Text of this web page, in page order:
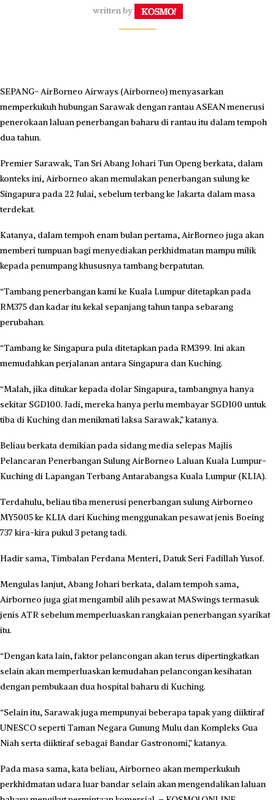
written by
SEPANG- AirBorneo Airways (Airborneo) menyasarkan
memperkukuh hubungan Sarawak dengan rantau ASEAN menerusi
penerokaan laluan penerbangan baharu di rantau itu dalam tempoh
dua tahun.
Premier Sarawak, Tan Sri Abang Johari Tun Openg berkata, dalam
konteks ini, Airborneo akan memulakan penerbangan sulung ke
Singapura pada 22 Julai, sebelum terbang ke Jakarta dalam masa
terdekat.
Katanya, dalam tempoh enam bulan pertama, AirBorneo juga akan
memberi tumpuan bagi menyediakan perkhidmatan mampu milik
kepada penumpang khususnya tambang berpatutan.
“Tambang penerbangan kami ke Kuala Lumpur ditetapkan pada
RM375 dan kadar itu kekal sepanjang tahun tanpa sebarang
perubahan.
“Tambang ke Singapura pula ditetapkan pada RM399. Ini akan
memudahkan perjalanan antara Singapura dan Kuching.
“Malah, jika ditukar kepada dolar Singapura, tambangnya hanya
sekitar SGD100. Jadi, mereka hanya perlu membayar SGD100 untuk
tiba di Kuching dan menikmati laksa Sarawak,” katanya.
Beliau berkata demikian pada sidang media selepas Majlis
Pelancaran Penerbangan Sulung AirBorneo Laluan Kuala Lumpur-
Kuching di Lapangan Terbang Antarabangsa Kuala Lumpur (KLIA).
Terdahulu, beliau tiba menerusi penerbangan sulung Airborneo
MY5005 ke KLIA dari Kuching menggunakan pesawat jenis Boeing
737 kira-kira pukul 3 petang tadi.
Hadir sama, Timbalan Perdana Menteri, Datuk Seri Fadillah Yusof.
Mengulas lanjut, Abang Johari berkata, dalam tempoh sama,
Airborneo juga giat mengambil alih pesawat MASwings termasuk
jenis ATR sebelum memperluaskan rangkaian penerbangan syarikat
itu.
“Dengan kata lain, faktor pelancongan akan terus dipertingkatkan
selain akan memperluaskan kemudahan pelancongan kesihatan
dengan pembukaan dua hospital baharu di Kuching.
“Selain itu, Sarawak juga mempunyai beberapa tapak yang diiktiraf
UNESCO seperti Taman Negara Gunung Mulu dan Kompleks Gua
Niah serta diiktiraf sebagai Bandar Gastronomi,” katanya.
Pada masa sama, kata beliau, Airborneo akan memperkukuh
perkhidmatan udara luar bandar selain akan mengendalikan laluan